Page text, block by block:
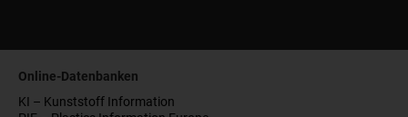
Online-Datenbanken
KI – Kunststoff Information